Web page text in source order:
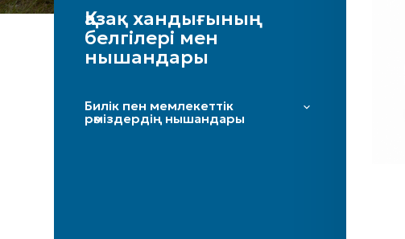
Қазақ хандығының
белгілері мен
нышандары
Билік пен мемлекеттік
рәміздердің нышандары